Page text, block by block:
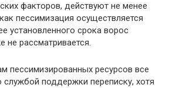
факторов, действуют не менее
пессимизация осуществляется
установленного срока ворос
не рассматривается.
пессимизированных ресурсов все
службой поддержки переписку, хотя